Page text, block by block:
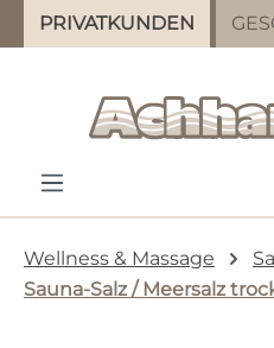
Zum Hauptinhalt
PRIVATKUNDEN
Wellness & Massage
Sauna-Salz / Meersalz